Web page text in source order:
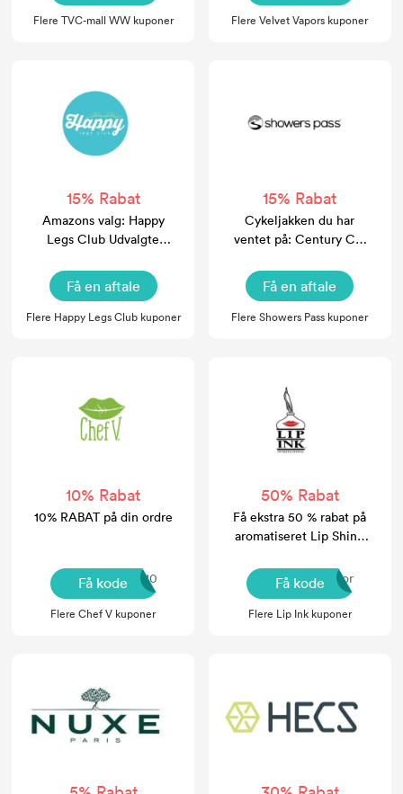
Flere TVC-mall WW kuponer Flere Velvet Vapors kuponer
15% Rabat
Amazons valg: Happy
Legs Club Udvalgte
Få en aftale
Flere Happy Legs Club kuponer
15% Rabat
Cykeljakken du har
ventet på: Century CC
Få en aftale
Flere Showers Pass kuponer
10% Rabat
10% RABAT på din ordre
Få kodeSAS10
Flere Chef V kuponer
50% Rabat
Få ekstra 50 % rabat på
aromatiseret Lip Shine
Få kodeflavor
Flere Lip Ink kuponer